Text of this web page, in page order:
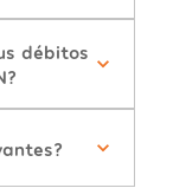
débitos